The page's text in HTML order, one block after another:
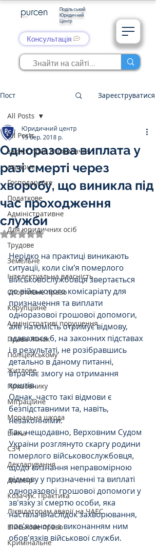
Подільський
Юридичний
Центр
Консультація
Пост Зареєструватися
All Posts
захист прав споживачів
аграрне
Господарське
Податкове
Адміністративне
Для юридичних осіб
Трудове
Земельне
Інтелектуальна власність
Спортивне право
Корупційне
Адміністративі порушення
Права Жінок
Поліцейському
Житлове
Призовнику
Міграційне
Моральна шкода
Війна
СЗЧ
Декларування
Договір
Козачук. Практика
Ліквідаторам аварії на ЧАЕС
Військове право
Кримінальне
All Posts
Одноразова виплата у
разі смерті через
хворобу, що виникла під
час проходження
служби
Юридичний центр
15 бер. 2018 р.
Оцінка: NaN з 5 зірок.
Нерідко на практиці виникають
ситуації, коли сім’я померлого
військовослужбовця звертається
до військового комісаріату для
призначення та виплати
одноразової грошової допомоги,
але натомість отримує відмову,
здавалося б, на законних підставах
і в результаті, не розібравшись
детально в даному питанні,
втрачає змогу на отримання
коштів.
Однак, часто такі відмови є
безпідставними та, навіть,
незаконними.
Так, нещодавно, Верховним Судом
України розглянуто скаргу родини
померлого військовослужбовця,
щодо визнання неправомірною
відмову у призначенні та виплаті
одноразової грошової допомоги у
зв'язку зі смертю особи, яка
настала внаслідок захворювання,
пов'язаного з виконанням ним
обов'язків військової служби.